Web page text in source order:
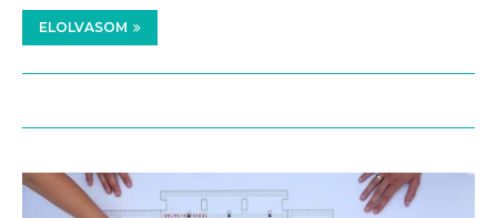
ELOLVASOM